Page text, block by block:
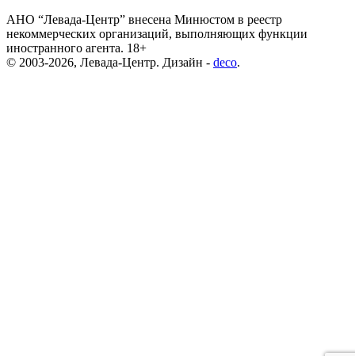
АНО “Левада-Центр” внесена Минюстом в реестр
некоммерческих организаций, выполняющих функции
иностранного агента. 18+
© 2003-2026, Левада-Центр. Дизайн - deco.